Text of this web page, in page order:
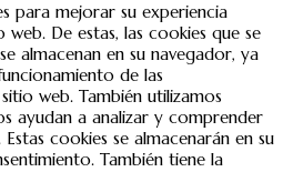
para mejorar su experiencia
De estas, las cookies que se
almacenan en su navegador, ya
de las
web. También utilizamos
ayudan a analizar y comprender
cookies se almacenarán en su
También tiene la